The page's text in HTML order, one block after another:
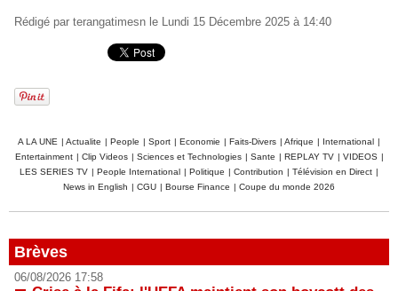
Rédigé par terangatimesn le Lundi 15 Décembre 2025 à 14:40
A LA UNE | Actualite | People | Sport | Economie | Faits-Divers | Afrique | International |
Entertainment | Clip Videos | Sciences et Technologies | Sante | REPLAY TV | VIDEOS |
LES SERIES TV | People International | Politique | Contribution | Télévision en Direct |
News in English | CGU | Bourse Finance | Coupe du monde 2026
Brèves
06/08/2026 17:58